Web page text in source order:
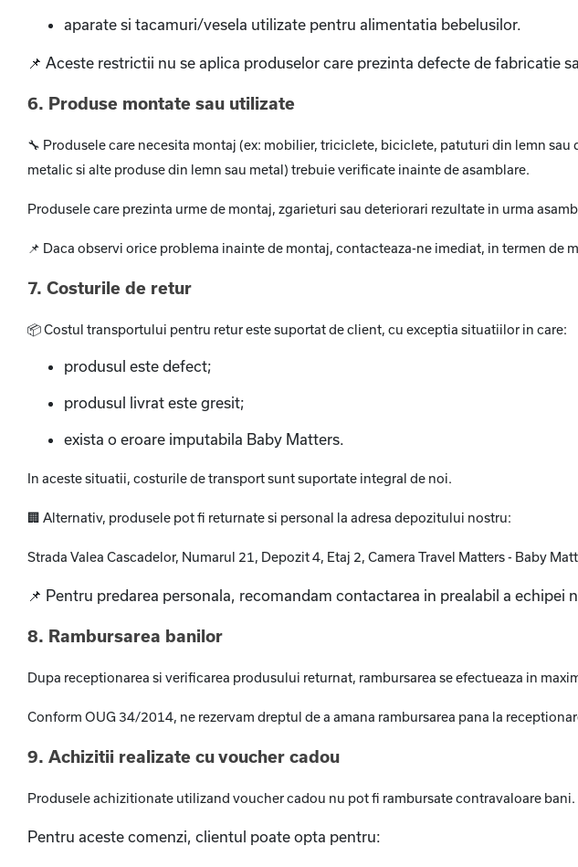
aparate si tacamuri/vesela utilizate pentru alimentatia bebelusilor.
📌 Aceste restrictii nu se aplica produselor care prezinta defecte de fabricatie
6. Produse montate sau utilizate
🔧 Produsele care necesita montaj (ex: mobilier, triciclete, biciclete, patuturi din lemn
metalic si alte produse din lemn sau metal) trebuie verificate inainte de asamblare.
Produsele care prezinta urme de montaj, zgarieturi sau deteriorari rezultate in urma
📌 Daca observi orice problema inainte de montaj, contacteaza-ne imediat, in termen de
7. Costurile de retur
📦Costul transportului pentru retur este suportat de client, cu exceptia situatiilor in care:
produsul este defect;
produsul livrat este gresit;
exista o eroare imputabila Baby Matters.
In aceste situatii, costurile de transport sunt suportate integral de noi.
🏢 Alternativ, produsele pot fi returnate si personal la adresa depozitului nostru:
Strada Valea Cascadelor, Numarul 21, Depozit 4, Etaj 2, Camera Travel Matters - Baby
📌 Pentru predarea personala, recomandam contactarea in prealabil a
8. Rambursarea banilor
Dupa receptionarea si verificarea produsului returnat, rambursarea se efectueaza in
Conform OUG 34/2014, ne rezervam dreptul de a amana rambursarea pana la
9. Achizitii realizate cu voucher cadou
Produsele achizitionate utilizand voucher cadou nu pot fi rambursate contravaloare bani.
Pentru aceste comenzi, clientul poate opta pentru: